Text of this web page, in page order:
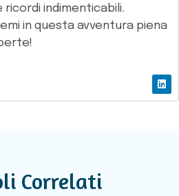
ricordi indimenticabili.
in questa avventura piena
Correlati